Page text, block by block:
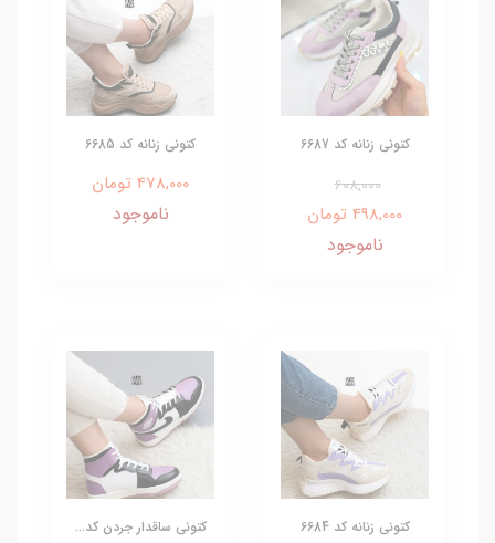
کتونی زنانه کد 6687
608,000
498,000 تومان
ناموجود
کتونی زنانه کد 6685
478,000 تومان
ناموجود
کتونی زنانه کد 6684 کتونی ساقدار جردن کد...